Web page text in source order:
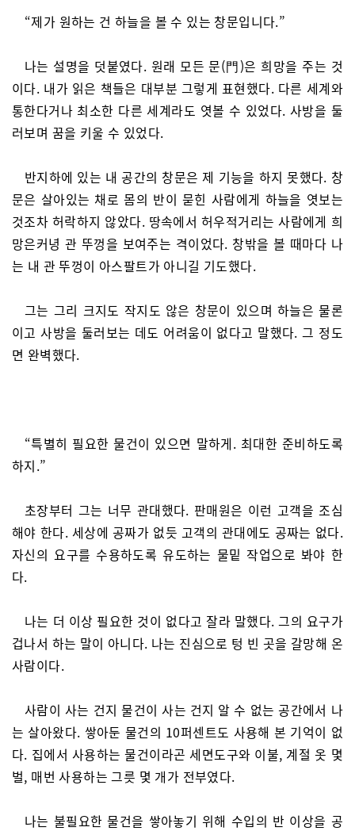
“제가 원하는 건 하늘을 볼 수 있는 창문입니다.”
나는 설명을 덧붙였다. 원래 모든 문(門)은 희망을 주는 것
이다. 내가 읽은 책들은 대부분 그렇게 표현했다. 다른 세계와
통한다거나 최소한 다른 세계라도 엿볼 수 있었다. 사방을 둘
러보며 꿈을 키울 수 있었다.
반지하에 있는 내 공간의 창문은 제 기능을 하지 못했다. 창
문은 살아있는 채로 몸의 반이 묻힌 사람에게 하늘을 엿보는
것조차 허락하지 않았다. 땅속에서 허우적거리는 사람에게 희
망은커녕 관 뚜껑을 보여주는 격이었다. 창밖을 볼 때마다 나
는 내 관 뚜껑이 아스팔트가 아니길 기도했다.
그는 그리 크지도 작지도 않은 창문이 있으며 하늘은 물론
이고 사방을 둘러보는 데도 어려움이 없다고 말했다. 그 정도
면 완벽했다.
“특별히 필요한 물건이 있으면 말하게. 최대한 준비하도록
하지.”
초장부터 그는 너무 관대했다. 판매원은 이런 고객을 조심
해야 한다. 세상에 공짜가 없듯 고객의 관대에도 공짜는 없다.
자신의 요구를 수용하도록 유도하는 물밑 작업으로 봐야 한
다.
나는 더 이상 필요한 것이 없다고 잘라 말했다. 그의 요구가
겁나서 하는 말이 아니다. 나는 진심으로 텅 빈 곳을 갈망해 온
사람이다.
사람이 사는 건지 물건이 사는 건지 알 수 없는 공간에서 나
는 살아왔다. 쌓아둔 물건의 10퍼센트도 사용해 본 기억이 없
다. 집에서 사용하는 물건이라곤 세면도구와 이불, 계절 옷 몇
벌, 매번 사용하는 그릇 몇 개가 전부였다.
나는 불필요한 물건을 쌓아놓기 위해 수입의 반 이상을 공